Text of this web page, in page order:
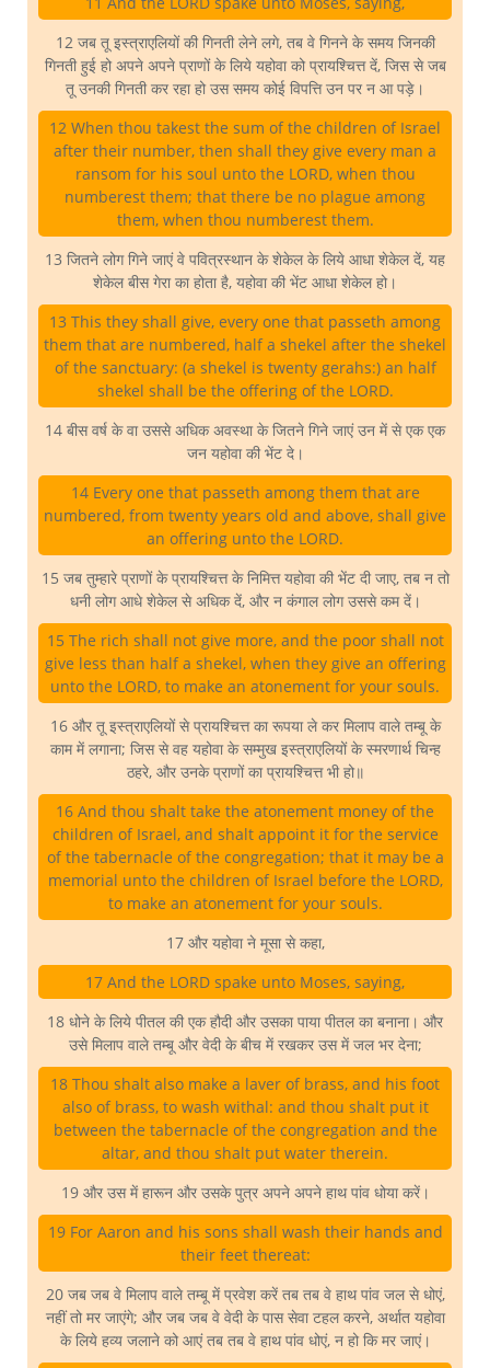
12 जब तू इस्त्राएलियों की गिनती लेने लगे, तब वे गिनने के समय जिनकी
गिनती हुई हो अपने अपने प्राणों के लिये यहोवा को प्रायश्चित्त दें, जिस से जब
तू उनकी गिनती कर रहा हो उस समय कोई विपत्ति उन पर न आ पड़े।
12 When thou takest the sum of the children of Israel
after their number, then shall they give every man a
ransom for his soul unto the LORD, when thou
numberest them; that there be no plague among
them, when thou numberest them.
13 जितने लोग गिने जाएं वे पवित्रस्थान के शेकेल के लिये आधा शेकेल दें, यह
शेकेल बीस गेरा का होता है, यहोवा की भेंट आधा शेकेल हो।
13 This they shall give, every one that passeth among
them that are numbered, half a shekel after the shekel
of the sanctuary: (a shekel is twenty gerahs:) an half
shekel shall be the offering of the LORD.
14 बीस वर्ष के वा उससे अधिक अवस्था के जितने गिने जाएं उन में से एक एक
जन यहोवा की भेंट दे।
14 Every one that passeth among them that are
numbered, from twenty years old and above, shall give
an offering unto the LORD.
15 जब तुम्हारे प्राणों के प्रायश्चित्त के निमित्त यहोवा की भेंट दी जाए, तब न तो
धनी लोग आधे शेकेल से अधिक दें, और न कंगाल लोग उससे कम दें।
15 The rich shall not give more, and the poor shall not
give less than half a shekel, when they give an offering
unto the LORD, to make an atonement for your souls.
16 और तू इस्त्राएलियों से प्रायश्चित्त का रूपया ले कर मिलाप वाले तम्बू के
काम में लगाना; जिस से वह यहोवा के सम्मुख इस्त्राएलियों के स्मरणार्थ चिन्ह
ठहरे, और उनके प्राणों का प्रायश्चित्त भी हो॥
16 And thou shalt take the atonement money of the
children of Israel, and shalt appoint it for the service
of the tabernacle of the congregation; that it may be a
memorial unto the children of Israel before the LORD,
to make an atonement for your souls.
17 और यहोवा ने मूसा से कहा,
17 And the LORD spake unto Moses, saying,
18 धोने के लिये पीतल की एक हौदी और उसका पाया पीतल का बनाना। और
उसे मिलाप वाले तम्बू और वेदी के बीच में रखकर उस में जल भर देना;
18 Thou shalt also make a laver of brass, and his foot
also of brass, to wash withal: and thou shalt put it
between the tabernacle of the congregation and the
altar, and thou shalt put water therein.
19 और उस में हारून और उसके पुत्र अपने अपने हाथ पांव धोया करें।
19 For Aaron and his sons shall wash their hands and
their feet thereat:
20 जब जब वे मिलाप वाले तम्बू में प्रवेश करें तब तब वे हाथ पांव जल से धोएं,
नहीं तो मर जाएंगे; और जब जब वे वेदी के पास सेवा टहल करने, अर्थात यहोवा
के लिये हव्य जलाने को आएं तब तब वे हाथ पांव धोएं, न हो कि मर जाएं।